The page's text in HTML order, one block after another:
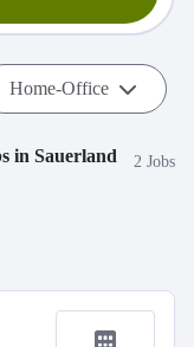
Home-Office
in Sauerland 2 Jobs